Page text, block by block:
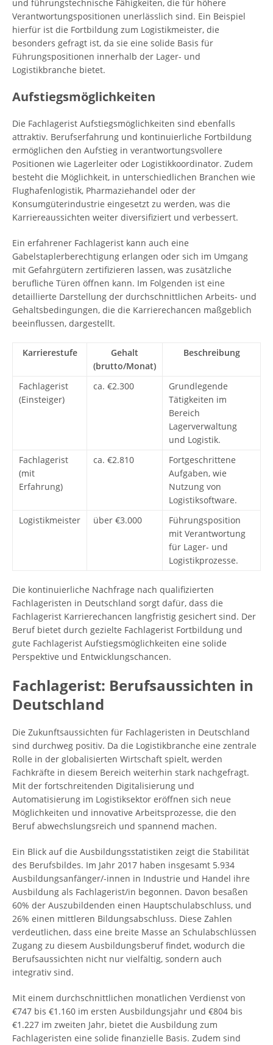
und führungstechnische Fähigkeiten, die für höhere
Verantwortungspositionen unerlässlich sind. Ein Beispiel
hierfür ist die Fortbildung zum Logistikmeister, die
besonders gefragt ist, da sie eine solide Basis für
Führungspositionen innerhalb der Lager- und
Logistikbranche bietet.
Aufstiegsmöglichkeiten
Die Fachlagerist Aufstiegsmöglichkeiten sind ebenfalls
attraktiv. Berufserfahrung und kontinuierliche Fortbildung
ermöglichen den Aufstieg in verantwortungsvollere
Positionen wie Lagerleiter oder Logistikkoordinator. Zudem
besteht die Möglichkeit, in unterschiedlichen Branchen wie
Flughafenlogistik, Pharmaziehandel oder der
Konsumgüterindustrie eingesetzt zu werden, was die
Karriereaussichten weiter diversifiziert und verbessert.
Ein erfahrener Fachlagerist kann auch eine
Gabelstaplerberechtigung erlangen oder sich im Umgang
mit Gefahrgütern zertifizieren lassen, was zusätzliche
berufliche Türen öffnen kann. Im Folgenden ist eine
detaillierte Darstellung der durchschnittlichen Arbeits- und
Gehaltsbedingungen, die die Karrierechancen maßgeblich
beeinflussen, dargestellt.
Karrierestufe
Gehalt
(brutto/Monat)
Beschreibung
Fachlagerist
(Einsteiger)
ca. €2.300
Grundlegende
Tätigkeiten im
Bereich
Lagerverwaltung
und Logistik.
Fachlagerist
(mit
Erfahrung)
ca. €2.810
Fortgeschrittene
Aufgaben, wie
Nutzung von
Logistiksoftware.
Logistikmeister
über €3.000
Führungsposition
mit Verantwortung
für Lager- und
Logistikprozesse.
Die kontinuierliche Nachfrage nach qualifizierten
Fachlageristen in Deutschland sorgt dafür, dass die
Fachlagerist Karrierechancen langfristig gesichert sind. Der
Beruf bietet durch gezielte Fachlagerist Fortbildung und
gute Fachlagerist Aufstiegsmöglichkeiten eine solide
Perspektive und Entwicklungschancen.
Fachlagerist: Berufsaussichten in
Deutschland
Die Zukunftsaussichten für Fachlageristen in Deutschland
sind durchweg positiv. Da die Logistikbranche eine zentrale
Rolle in der globalisierten Wirtschaft spielt, werden
Fachkräfte in diesem Bereich weiterhin stark nachgefragt.
Mit der fortschreitenden Digitalisierung und
Automatisierung im Logistiksektor eröffnen sich neue
Möglichkeiten und innovative Arbeitsprozesse, die den
Beruf abwechslungsreich und spannend machen.
Ein Blick auf die Ausbildungsstatistiken zeigt die Stabilität
des Berufsbildes. Im Jahr 2017 haben insgesamt 5.934
Ausbildungsanfänger/-innen in Industrie und Handel ihre
Ausbildung als Fachlagerist/in begonnen. Davon besaßen
60% der Auszubildenden einen Hauptschulabschluss, und
26% einen mittleren Bildungsabschluss. Diese Zahlen
verdeutlichen, dass eine breite Masse an Schulabschlüssen
Zugang zu diesem Ausbildungsberuf findet, wodurch die
Berufsaussichten nicht nur vielfältig, sondern auch
integrativ sind.
Mit einem durchschnittlichen monatlichen Verdienst von
€747 bis €1.160 im ersten Ausbildungsjahr und €804 bis
€1.227 im zweiten Jahr, bietet die Ausbildung zum
Fachlageristen eine solide finanzielle Basis. Zudem sind